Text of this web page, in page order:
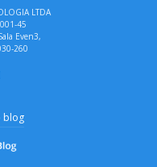
LTDA
45
Even3,
260
blog